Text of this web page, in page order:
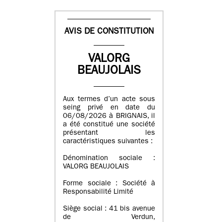
AVIS DE CONSTITUTION
VALORG
BEAUJOLAIS
Aux termes d’un acte sous
seing privé en date du
06/08/2026 à BRIGNAIS, il
a été constitué une société
présentant les
caractéristiques suivantes :
Dénomination sociale :
VALORG BEAUJOLAIS
Forme sociale : Société à
Responsabilité Limité
Siège social : 41 bis avenue
de Verdun,